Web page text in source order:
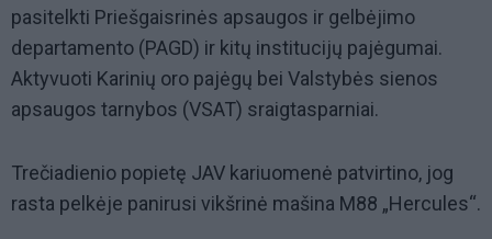
pasitelkti Priešgaisrinės apsaugos ir gelbėjimo
departamento (PAGD) ir kitų institucijų pajėgumai.
Aktyvuoti Karinių oro pajėgų bei Valstybės sienos
apsaugos tarnybos (VSAT) sraigtasparniai.
Trečiadienio popietę JAV kariuomenė patvirtino, jog
rasta pelkėje panirusi vikšrinė mašina M88 „Hercules“.